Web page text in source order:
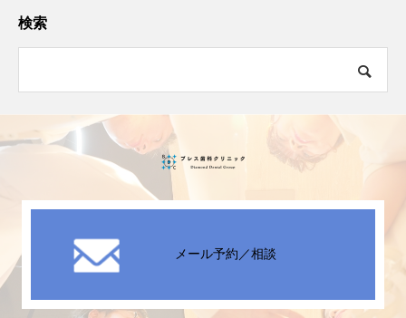
検索
メール予約／相談